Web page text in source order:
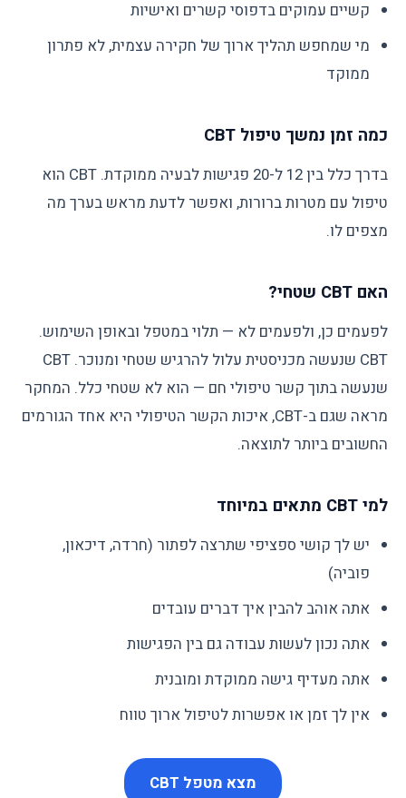
קשיים עמוקים בדפוסי קשרים ואישיות
מי שמחפש תהליך ארוך של חקירה עצמית, לא פתרון
ממוקד
כמה זמן נמשך טיפול CBT
בדרך כלל בין 12 ל-20 פגישות לבעיה ממוקדת. CBT הוא
טיפול עם מטרות ברורות, ואפשר לדעת מראש בערך מה
מצפים לו.
האם CBT שטחי?
לפעמים כן, ולפעמים לא — תלוי במטפל ובאופן השימוש.
CBT שנעשה מכניסטית עלול להרגיש שטחי ומנוכר. CBT
שנעשה בתוך קשר טיפולי חם — הוא לא שטחי כלל. המחקר
מראה שגם ב-CBT, איכות הקשר הטיפולי היא אחד הגורמים
החשובים ביותר לתוצאה.
למי CBT מתאים במיוחד
יש לך קושי ספציפי שתרצה לפתור (חרדה, דיכאון,
פוביה)
אתה אוהב להבין איך דברים עובדים
אתה נכון לעשות עבודה גם בין הפגישות
אתה מעדיף גישה ממוקדת ומובנית
אין לך זמן או אפשרות לטיפול ארוך טווח
מצא מטפל CBT